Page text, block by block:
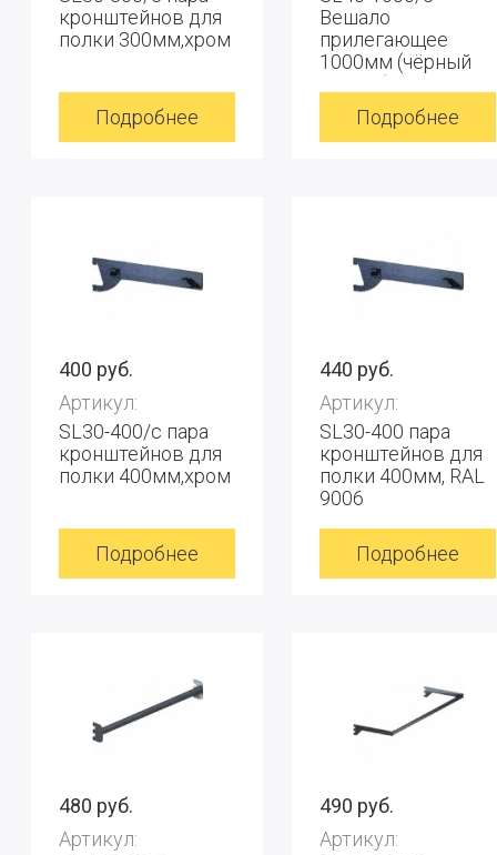
кронштейнов для
полки 300мм,хром
Подробнее
Вешало
прилегающее
1000мм (чёрный
Подробнее
400 руб.
Артикул:
SL30-400/c пара
кронштейнов для
полки 400мм,хром
Подробнее
440 руб.
Артикул:
SL30-400 пара
кронштейнов для
полки 400мм, RAL
9006
Подробнее
480 руб.
Артикул:
490 руб.
Артикул: